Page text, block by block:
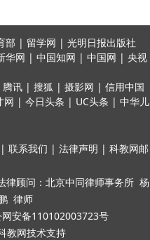
部 | 留学网 | 光明日报出版社
华网 | 中国知网 | 中国网 | 央视
| 搜狐 | 摄影网 | 信用中国
| 今日头条 | UC头条 | 中华儿
联系我们 | 法律声明 | 科教网邮
律顾问：北京中同律师事务所 杨
律师
安备110102003723号
教网技术支持